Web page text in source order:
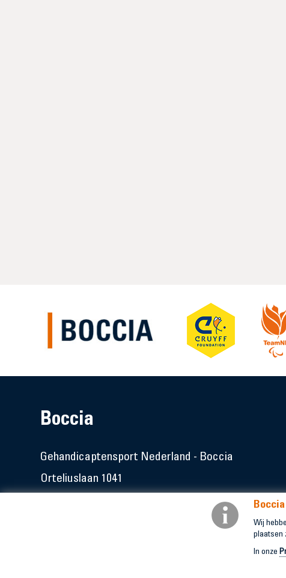
Wij
plaatsen
In onze
Boccia
Gehandicaptensport Nederland - Boccia
Orteliuslaan 1041